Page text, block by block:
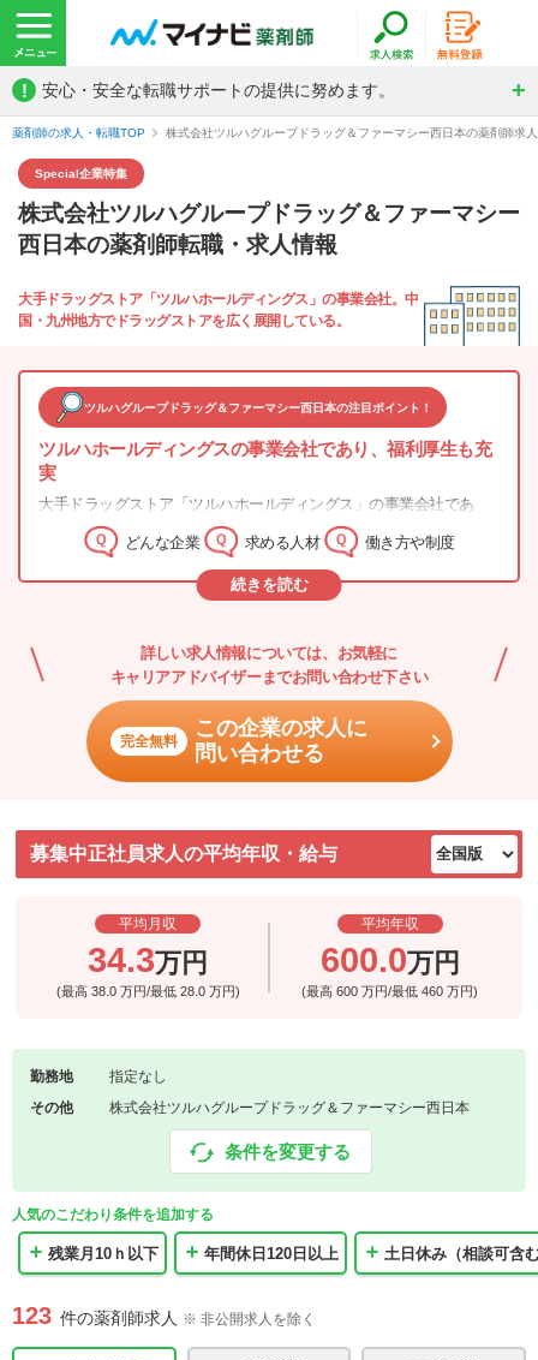
! 安心・安全な転職サポートの提供に努めます。
薬剤師の求人・転職TOP 株式会社ツルハグループドラッグ＆ファーマシー西日本の薬剤師求
Special企業特集
株式会社ツルハグループドラッグ＆ファーマシー
西日本の薬剤師転職・求人情報
大手ドラッグストア「ツルハホールディングス」の事業会社。中
国・九州地方でドラッグストアを広く展開している。
ツルハグループドラッグ＆ファーマシー西日本の注目ポイント！
ツルハホールディングスの事業会社であり、福利厚生も充
実
大手ドラッグストア「ツルハホールディングス」の事業会社であ
り、安心して働けるような福利厚生や職場環境が整備されていま
す。中国地方の薬局で働きたい、業務を通じて専門的な知識を身に
つけたい、薬剤師以外のキャリアも積みたいなどと考えている薬剤
師さんにおすすめの企業です。
どんな企業 求める人材 働き方や制度
続きを読む
詳しい求人情報については、お気軽に
キャリアアドバイザーまでお問い合わせ下さい
完全無料
この企業の求人に
問い合わせる
募集中正社員求人の平均年収・給与
平均月収
34.3万円
(最高 38.0 万円/最低 28.0 万円)
平均年収
600.0万円
(最高600万円/最低460万円)
勤務地
指定なし
その他
株式会社ツルハグループドラッグ＆ファーマシー西日本
条件を変更する
人気のこだわり条件を追加する
残業月10ｈ以下 年間休日120日以上 土日休み（相談可含
123 件の薬剤師求人 ※ 非公開求人を除く